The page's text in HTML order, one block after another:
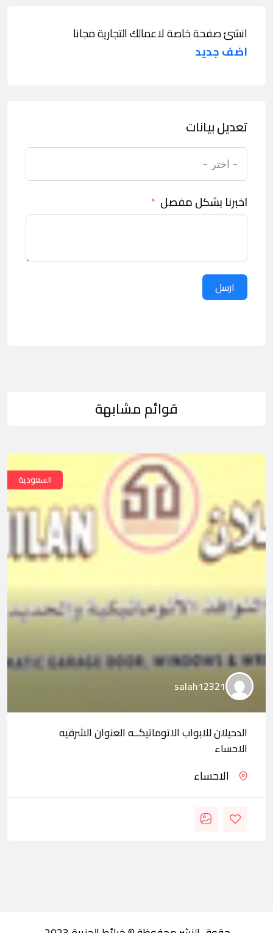
انشئ صفحة خاصة لاعمالك التجارية مجانا
اضف جديد
تعديل بيانات
اخبرنا بشكل مفصل
ارسل
قوائم مشابهة
السعودية
salah12321
الدحيلان للابواب الاتوماتيكــه العنوان الشرقيه
الاحساء
الاحساء